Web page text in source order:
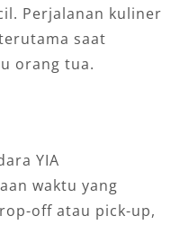
Perjalanan kuliner
saat
orang tua.
YIA
waktu yang
off atau pick-up,